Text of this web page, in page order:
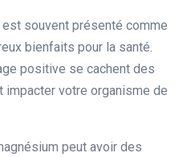
est souvent présenté comme
bienfaits pour la santé.
positive se cachent des
impacter votre organisme de
peut avoir des